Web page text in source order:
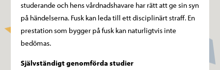
studerande och hens vårdnadshavare har rätt att ge sin syn
på händelserna. Fusk kan leda till ett disciplinärt straff. En
prestation som bygger på fusk kan naturligtvis inte
bedömas.
Självständigt genomförda studier